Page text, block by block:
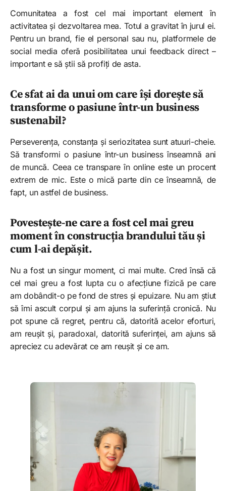
Comunitatea a fost cel mai important element în
activitatea și dezvoltarea mea. Totul a gravitat în jurul ei.
Pentru un brand, fie el personal sau nu, platformele de
social media oferă posibilitatea unui feedback direct –
important e să știi să profiți de asta.
Ce sfat ai da unui om care își dorește să
transforme o pasiune într-un business
sustenabil?
Perseverența, constanța și seriozitatea sunt atuuri-cheie.
Să transformi o pasiune într-un business înseamnă ani
de muncă. Ceea ce transpare în online este un procent
extrem de mic. Este o mică parte din ce înseamnă, de
fapt, un astfel de business.
Povestește-ne care a fost cel mai greu
moment în construcția brandului tău și
cum l-ai depășit.
Nu a fost un singur moment, ci mai multe. Cred însă că
cel mai greu a fost lupta cu o afecțiune fizică pe care
am dobândit-o pe fond de stres și epuizare. Nu am știut
să îmi ascult corpul și am ajuns la suferință cronică. Nu
pot spune că regret, pentru că, datorită acelor eforturi,
am reușit și, paradoxal, datorită suferinței, am ajuns să
apreciez cu adevărat ce am reușit și ce am.